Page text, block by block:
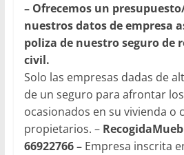
– Ofrecemos un
nuestros datos de empresa
poliza de nuestro seguro de
civil.
Solo las empresas dadas de
de un seguro para afrontar
ocasionados en su vivienda o
propietarios. –
66922766 – Empresa inscrita